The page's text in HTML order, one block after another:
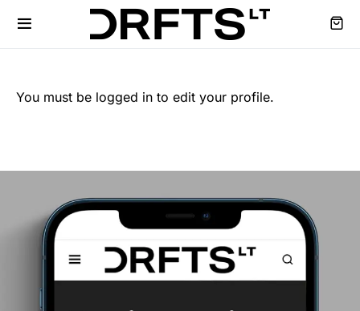
You must be logged in to edit your profile.